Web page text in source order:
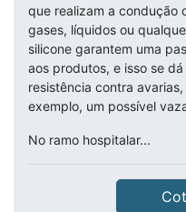
que realizam a condução
gases, líquidos ou
silicone garantem uma
aos produtos, e isso se
resistência contra
exemplo, um possível
No ramo hospitalar...